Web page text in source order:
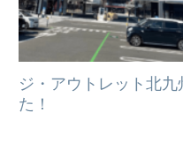
ジ・アウトレット北
た！